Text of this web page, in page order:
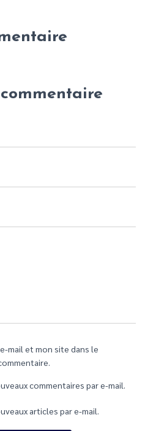
mail et mon site dans le
commentaires par e-mail.
articles par e-mail.